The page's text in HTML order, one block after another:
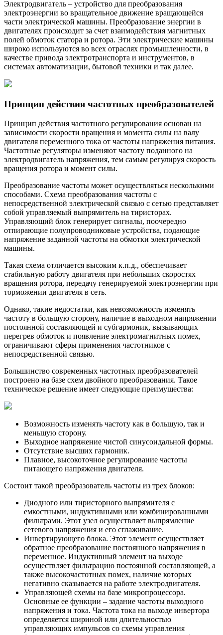
Электродвигатель – устройство для преобразования
электроэнергии во вращательное движение вращающейся
части электрической машины. Преобразование энергии в
двигателях происходит за счет взаимодействия магнитных
полей обмоток статора и ротора. Эти электрические машины
широко используются во всех отраслях промышленности, в
качестве привода электротранспорта и инструментов, в
системах автоматизации, бытовой техники и так далее.
Принцип действия частотных преобразователей
Принцип действия частотного регулирования основан на
зависимости скорости вращения и момента силы на валу
двигателя переменного тока от частоты напряжения питания.
Частотные регуляторы изменяют частоту поданного на
электродвигатель напряжения, тем самым регулируя скорость
вращения ротора и момент силы.
Преобразование частоты может осуществляться несколькими
способами. Схема преобразования частоты с
непосредственной электрической связью с сетью представляет
собой управляемый выпрямитель на тиристорах.
Управляющий блок генерирует сигналы, поочередно
отпирающие полупроводниковые устройства, подающие
напряжение заданной частоты на обмотки электрической
машины.
Такая схема отличается высоким к.п.д., обеспечивает
стабильную работу двигателя при небольших скоростях
вращения ротора, передачу генерируемой электроэнергии при
торможении двигателя в сеть.
Однако, такие недостатки, как невозможность изменять
частоту в большую сторону, наличие в выходном напряжении
постоянной составляющей и субгармоник, вызывающих
перегрев обмоток и появление электромагнитных помех,
ограничивают сферы применения частотников с
непосредственной связью.
Большинство современных частотных преобразователей
построено на базе схем двойного преобразования. Такое
техническое решение имеет следующие преимущества:
Возможность изменять частоту как в большую, так и
меньшую сторону.
Выходное напряжение чистой синусоидальной формы.
Отсутствие высших гармоник.
Плавное, высокоточное регулирование частоты
питающего напряжения двигателя.
Состоит такой преобразователь частоты из трех блоков:
Диодного или тиристорного выпрямителя с
емкостными, индуктивными или комбинированными
фильтрами. Этот узел осуществляет выпрямление
сетевого напряжения и его сглаживание.
Инвертирующего блока. Этот элемент осуществляет
обратное преобразование постоянного напряжения в
переменное. Индуктивный элемент на выходе
осуществляет фильтрацию постоянной составляющей, а
также высокочастотных помех, наличие которых
негативно сказывается на работе электродвигателя.
Управляющей схемы на базе микропроцессора.
Основные ее функции – задание частоты выходного
напряжения и тока. Частота тока на выходе инвертора
определяется шириной или длительностью
управляющих импульсов со схемы управления